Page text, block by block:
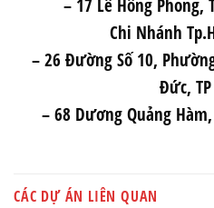
Chi Nhánh
– 26 Đường Số 10,
Đức,
– 68 Dương Quảng Hàm,
CÁC DỰ ÁN LIÊN QUAN